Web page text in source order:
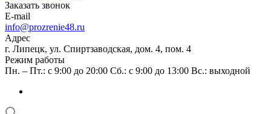
Заказать звонок
E-mail
info@prozrenie48.ru
Адрес
г. Липецк, ул. Спиртзаводская, дом. 4, пом. 4
Режим работы
Пн. – Пт.: с 9:00 до 20:00 Сб.: с 9:00 до 13:00 Вс.: выходной